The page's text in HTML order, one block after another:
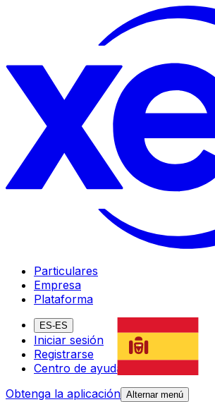
Particulares
Empresa
Plataforma
ES-ES
Iniciar sesión
Registrarse
Centro de ayuda
Obtenga la aplicación Alternar menú